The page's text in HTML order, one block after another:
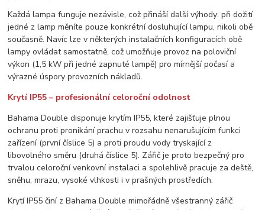
Každá lampa funguje nezávisle, což přináší další výhody: při dožití
jedné z lamp měníte pouze konkrétní dosluhující lampu, nikoli obě
současně. Navíc lze v některých instalačních konfiguracích obě
lampy ovládat samostatně, což umožňuje provoz na poloviční
výkon (1,5 kW při jedné zapnuté lampě) pro mírnější počasí a
výrazné úspory provozních nákladů.
Krytí IP55 – profesionální celoroční odolnost
Bahama Double disponuje krytím IP55, které zajišťuje plnou
ochranu proti pronikání prachu v rozsahu nenarušujícím funkci
zařízení (první číslice 5) a proti proudu vody tryskající z
libovolného směru (druhá číslice 5). Zářič je proto bezpečný pro
trvalou celoroční venkovní instalaci a spolehlivě pracuje za deště,
sněhu, mrazu, vysoké vlhkosti i v prašných prostředích.
Krytí IP55 činí z Bahama Double mimořádně všestranný zářič